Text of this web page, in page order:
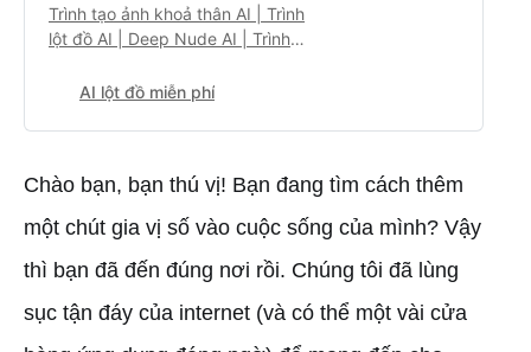
Trình tạo ảnh khoả thân AI | Trình
lột đồ AI | Deep Nude AI | Trình
Dev không giới hạn
AI lột đồ miễn phí
Chào bạn, bạn thú vị! Bạn đang tìm cách thêm
một chút gia vị số vào cuộc sống của mình? Vậy
thì bạn đã đến đúng nơi rồi. Chúng tôi đã lùng
sục tận đáy của internet (và có thể một vài cửa